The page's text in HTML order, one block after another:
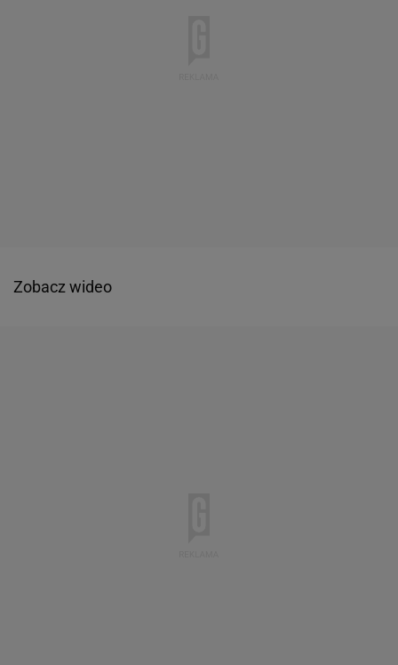
Zobacz wideo